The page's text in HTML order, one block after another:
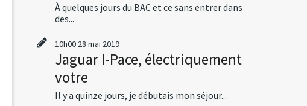
À quelques jours du BAC et ce sans entrer dans
des...
10h00 28 mai 2019
Jaguar I-Pace, électriquement
votre
Il y a quinze jours, je débutais mon séjour...